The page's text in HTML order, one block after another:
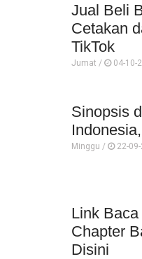
Jual Beli
Cetakan
TikTok
Jumat / 04-10-
Sinopsis
Minggu / 22-09-
Link
Chapter
Disini